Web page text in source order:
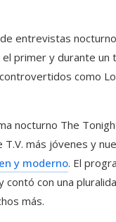
entrevistas
primer y durante
como
nocturno The
más jóvenes y
y moderno. El
contó con una
más.